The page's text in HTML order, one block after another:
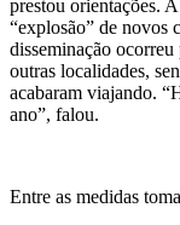
prestou orientações.
“explosão” de novos
disseminação
outras localidades,
acabaram viajando.
ano”, falou.
Entre as medidas